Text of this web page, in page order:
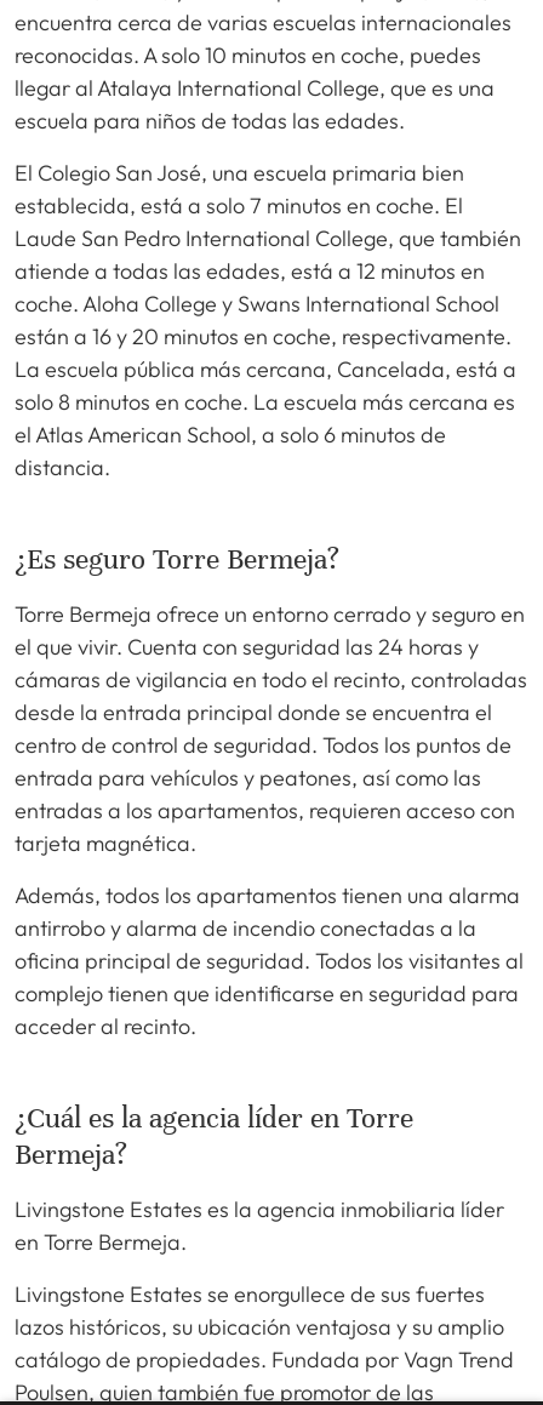
encuentra cerca de varias escuelas internacionales
reconocidas. A solo 10 minutos en coche, puedes
llegar al Atalaya International College, que es una
escuela para niños de todas las edades.
El Colegio San José, una escuela primaria bien
establecida, está a solo 7 minutos en coche. El
Laude San Pedro International College, que también
atiende a todas las edades, está a 12 minutos en
coche. Aloha College y Swans International School
están a 16 y 20 minutos en coche, respectivamente.
La escuela pública más cercana, Cancelada, está a
solo 8 minutos en coche. La escuela más cercana es
el Atlas American School, a solo 6 minutos de
distancia.
¿Es seguro Torre Bermeja?
Torre Bermeja ofrece un entorno cerrado y seguro en
el que vivir. Cuenta con seguridad las 24 horas y
cámaras de vigilancia en todo el recinto, controladas
desde la entrada principal donde se encuentra el
centro de control de seguridad. Todos los puntos de
entrada para vehículos y peatones, así como las
entradas a los apartamentos, requieren acceso con
tarjeta magnética.
Además, todos los apartamentos tienen una alarma
antirrobo y alarma de incendio conectadas a la
oficina principal de seguridad. Todos los visitantes al
complejo tienen que identificarse en seguridad para
acceder al recinto.
¿Cuál es la agencia líder en Torre
Bermeja?
Livingstone Estates es la agencia inmobiliaria líder
en Torre Bermeja.
Livingstone Estates se enorgullece de sus fuertes
lazos históricos, su ubicación ventajosa y su amplio
catálogo de propiedades. Fundada por Vagn Trend
Poulsen, quien también fue promotor de las